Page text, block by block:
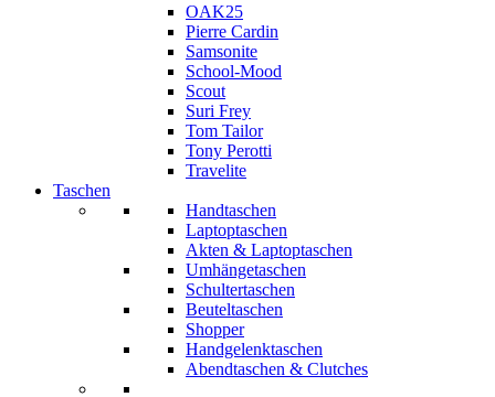
OAK25
Pierre Cardin
Samsonite
School-Mood
Scout
Suri Frey
Tom Tailor
Tony Perotti
Travelite
Taschen
Handtaschen
Laptoptaschen
Akten & Laptoptaschen
Umhängetaschen
Schultertaschen
Beuteltaschen
Shopper
Handgelenktaschen
Abendtaschen & Clutches